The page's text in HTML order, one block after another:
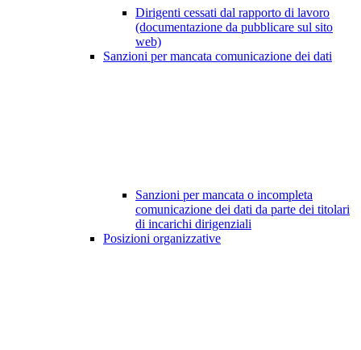
Dirigenti cessati dal rapporto di lavoro
(documentazione da pubblicare sul sito
web)
Sanzioni per mancata comunicazione dei dati
Sanzioni per mancata o incompleta
comunicazione dei dati da parte dei titolari
di incarichi dirigenziali
Posizioni organizzative